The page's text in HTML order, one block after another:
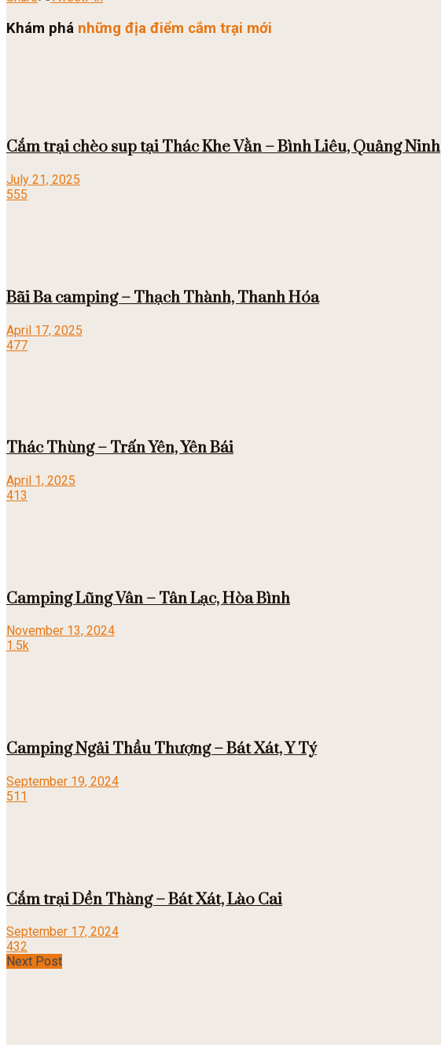
Khám phá những địa điểm cắm trại mới
Cắm trại chèo sup tại Thác Khe Vằn – Bình Liêu, Quảng Ninh
July 21, 2025
555
Bãi Ba camping – Thạch Thành, Thanh Hóa
April 17, 2025
477
Thác Thùng – Trấn Yên, Yên Bái
April 1, 2025
413
Camping Lũng Vân – Tân Lạc, Hòa Bình
November 13, 2024
1.5k
Camping Ngải Thầu Thượng – Bát Xát, Y Tý
September 19, 2024
511
Cắm trại Dền Thàng – Bát Xát, Lào Cai
September 17, 2024
432
Next Post